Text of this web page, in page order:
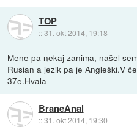
TOP
::31. okt 2014, 19:18
Mene pa nekaj zanima, našel
Rusian a jezik pa je Angleški.V
37e.Hvala
BraneAnal
::31. okt 2014, 19:30